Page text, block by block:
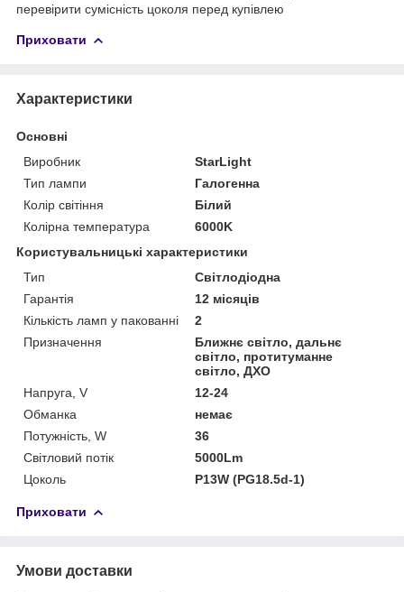
перевірити сумісність цоколя перед купівлею
Приховати
Характеристики
Основні
Виробник
StarLight
Тип лампи
Галогенна
Колір світіння
Білий
Колірна температура
6000K
Користувальницькі характеристики
Тип
Світлодіодна
Гарантія
12 місяців
Кількість ламп у пакованні
2
Призначення
Ближнє світло, дальнє
світло, протитуманне
світло, ДХО
Напруга, V
12-24
Обманка
немає
Потужність, W
36
Світловий потік
5000Lm
Цоколь
P13W (PG18.5d-1)
Приховати
Умови доставки